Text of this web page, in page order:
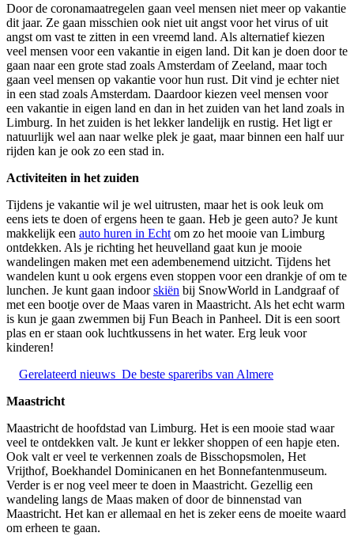
Door de coronamaatregelen gaan veel mensen niet meer op vakantie
dit jaar. Ze gaan misschien ook niet uit angst voor het virus of uit
angst om vast te zitten in een vreemd land. Als alternatief kiezen
veel mensen voor een vakantie in eigen land. Dit kan je doen door te
gaan naar een grote stad zoals Amsterdam of Zeeland, maar toch
gaan veel mensen op vakantie voor hun rust. Dit vind je echter niet
in een stad zoals Amsterdam. Daardoor kiezen veel mensen voor
een vakantie in eigen land en dan in het zuiden van het land zoals in
Limburg. In het zuiden is het lekker landelijk en rustig. Het ligt er
natuurlijk wel aan naar welke plek je gaat, maar binnen een half uur
rijden kan je ook zo een stad in.
Activiteiten in het zuiden
Tijdens je vakantie wil je wel uitrusten, maar het is ook leuk om
eens iets te doen of ergens heen te gaan. Heb je geen auto? Je kunt
makkelijk een auto huren in Echt om zo het mooie van Limburg
ontdekken. Als je richting het heuvelland gaat kun je mooie
wandelingen maken met een adembenemend uitzicht. Tijdens het
wandelen kunt u ook ergens even stoppen voor een drankje of om te
lunchen. Je kunt gaan indoorskiën bij SnowWorld in Landgraaf of
met een bootje over de Maas varen in Maastricht. Als het echt warm
is kun je gaan zwemmen bij Fun Beach in Panheel. Dit is een soort
plas en er staan ook luchtkussens in het water. Erg leuk voor
kinderen!
Gerelateerd nieuws De beste spareribs van Almere
Maastricht
Maastricht de hoofdstad van Limburg. Het is een mooie stad waar
veel te ontdekken valt. Je kunt er lekker shoppen of een hapje eten.
Ook valt er veel te verkennen zoals de Bisschopsmolen, Het
Vrijthof, Boekhandel Dominicanen en het Bonnefantenmuseum.
Verder is er nog veel meer te doen in Maastricht. Gezellig een
wandeling langs de Maas maken of door de binnenstad van
Maastricht. Het kan er allemaal en het is zeker eens de moeite waard
om erheen te gaan.